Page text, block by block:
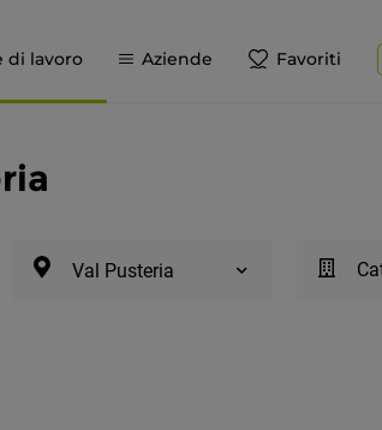
di lavoro Aziende Favoriti
Val Pusteria